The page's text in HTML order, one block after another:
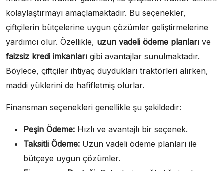
kolaylaştırmayı amaçlamaktadır. Bu seçenekler,
çiftçilerin bütçelerine uygun çözümler geliştirmelerine
yardımcı olur. Özellikle, uzun vadeli ödeme planları ve
faizsiz kredi imkanları gibi avantajlar sunulmaktadır.
Böylece, çiftçiler ihtiyaç duydukları traktörleri alırken,
maddi yüklerini de hafifletmiş olurlar.
Finansman seçenekleri genellikle şu şekildedir:
Peşin Ödeme: Hızlı ve avantajlı bir seçenek.
Taksitli Ödeme: Uzun vadeli ödeme planları ile
bütçeye uygun çözümler.